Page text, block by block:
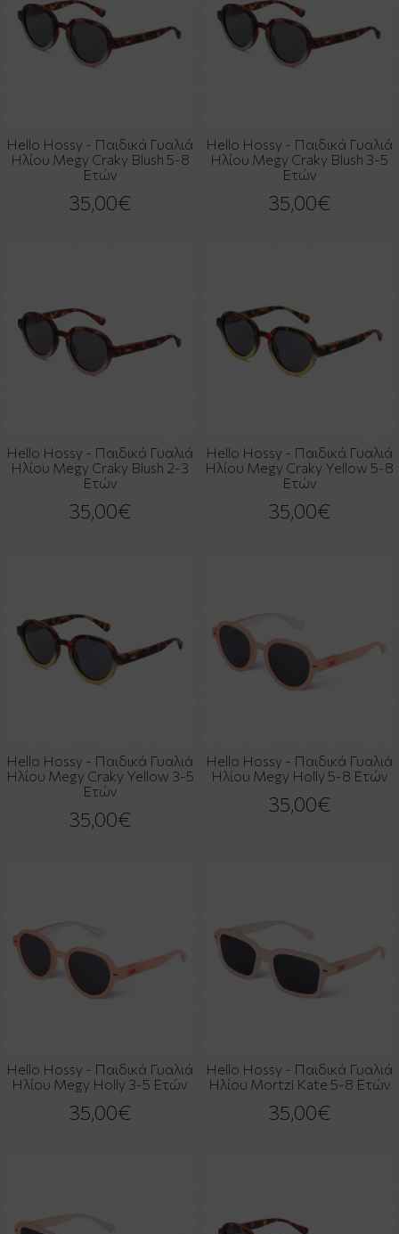
Hello Hossy - Παιδικά Γυαλιά
Ηλίου Megy Craky Blush 5-8
Ετών
35,00€
Hello Hossy - Παιδικά Γυαλιά
Ηλίου Megy Craky Blush 3-5
Ετών
35,00€
Hello Hossy - Παιδικά Γυαλιά
Ηλίου Megy Craky Blush 2-3
Ετών
35,00€
Hello Hossy - Παιδικά Γυαλιά
Ηλίου Megy Craky Yellow 5-8
Ετών
35,00€
Hello Hossy - Παιδικά Γυαλιά
Ηλίου Megy Craky Yellow 3-5
Ετών
35,00€
Hello Hossy - Παιδικά Γυαλιά
Ηλίου Megy Holly 5-8 Ετών
35,00€
Hello Hossy - Παιδικά Γυαλιά
Ηλίου Megy Holly 3-5 Ετών
35,00€
Hello Hossy - Παιδικά Γυαλιά
Ηλίου Mortzi Kate 5-8 Ετών
35,00€